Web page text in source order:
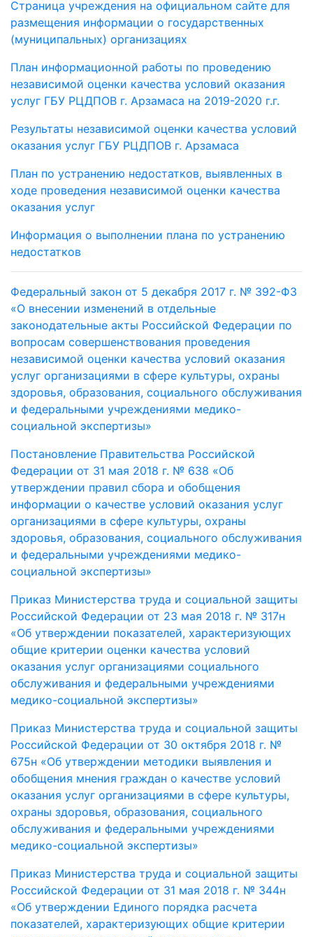
Страница учреждения на официальном сайте для
размещения информации о государственных
(муниципальных) организациях
План информационной работы по проведению
независимой оценки качества условий оказания
услуг ГБУ РЦДПОВ г. Арзамаса на 2019-2020 г.г.
Результаты независимой оценки качества условий
оказания услуг ГБУ РЦДПОВ г. Арзамаса
План по устранению недостатков, выявленных в
ходе проведения независимой оценки качества
оказания услуг
Информация о выполнении плана по устранению
недостатков
Федеральный закон от 5 декабря 2017 г. № 392-ФЗ
«О внесении изменений в отдельные
законодательные акты Российской Федерации по
вопросам совершенствования проведения
независимой оценки качества условий оказания
услуг организациями в сфере культуры, охраны
здоровья, образования, социального обслуживания
и федеральными учреждениями медико-
социальной экспертизы»
Постановление Правительства Российской
Федерации от 31 мая 2018 г. № 638 «Об
утверждении правил сбора и обобщения
информации о качестве условий оказания услуг
организациями в сфере культуры, охраны
здоровья, образования, социального обслуживания
и федеральными учреждениями медико-
социальной экспертизы»
Приказ Министерства труда и социальной защиты
Российской Федерации от 23 мая 2018 г. № 317н
«Об утверждении показателей, характеризующих
общие критерии оценки качества условий
оказания услуг организациями социального
обслуживания и федеральными учреждениями
медико-социальной экспертизы»
Приказ Министерства труда и социальной защиты
Российской Федерации от 30 октября 2018 г. №
675н «Об утверждении методики выявления и
обобщения мнения граждан о качестве условий
оказания услуг организациями в сфере культуры,
охраны здоровья, образования, социального
обслуживания и федеральными учреждениями
медико-социальной экспертизы»
Приказ Министерства труда и социальной защиты
Российской Федерации от 31 мая 2018 г. № 344н
«Об утверждении Единого порядка расчета
показателей, характеризующих общие критерии